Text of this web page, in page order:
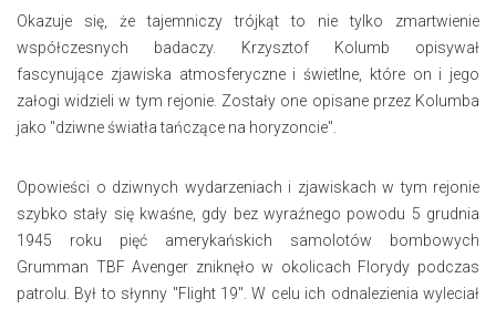
Okazuje się, że tajemniczy trójkąt to nie tylko zmartwienie
współczesnych badaczy. Krzysztof Kolumb opisywał
fascynujące zjawiska atmosferyczne i świetlne, które on i jego
załogi widzieli w tym rejonie. Zostały one opisane przez Kolumba
jako "dziwne światła tańczące na horyzoncie".
Opowieści o dziwnych wydarzeniach i zjawiskach w tym rejonie
szybko stały się kwaśne, gdy bez wyraźnego powodu 5 grudnia
1945 roku pięć amerykańskich samolotów bombowych
Grumman TBF Avenger zniknęło w okolicach Florydy podczas
patrolu. Był to słynny "Flight 19". W celu ich odnalezienia wyleciał